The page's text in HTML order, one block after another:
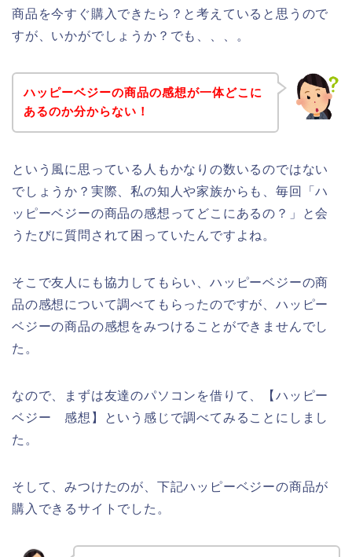
商品を今すぐ購入できたら？と考えていると思うので
すが、いかがでしょうか？でも、、、。
ハッピーベジーの商品の感想が一体どこに
あるのか分からない！
という風に思っている人もかなりの数いるのではない
でしょうか？実際、私の知人や家族からも、毎回「ハ
ッピーベジーの商品の感想ってどこにあるの？」と会
うたびに質問されて困っていたんですよね。
そこで友人にも協力してもらい、ハッピーベジーの商
品の感想について調べてもらったのですが、ハッピー
ベジーの商品の感想をみつけることができませんでし
た。
なので、まずは友達のパソコンを借りて、【ハッピー
ベジー 感想】という感じで調べてみることにしまし
た。
そして、みつけたのが、下記ハッピーベジーの商品が
購入できるサイトでした。